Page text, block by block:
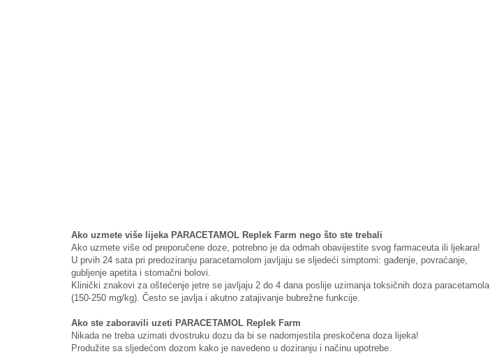
Ako uzmete više lijeka PARACETAMOL Replek Farm nego što ste trebali
Ako uzmete više od preporučene doze, potrebno je da odmah obavijestite svog farmaceuta ili ljekara!
U prvih 24 sata pri predoziranju paracetamolom javljaju se sljedeći simptomi: gađenje, povraćanje,
gubljenje apetita i stomačni bolovi.
Klinički znakovi za oštećenje jetre se javljaju 2 do 4 dana poslije uzimanja toksičnih doza paracetamola
(150-250 mg/kg). Često se javlja i akutno zatajivanje bubrežne funkcije.
Ako ste zaboravili uzeti PARACETAMOL Replek Farm
Nikada ne treba uzimati dvostruku dozu da bi se nadomjestila preskočena doza lijeka!
Produžite sa sljedećom dozom kako je navedeno u doziranju i načinu upotrebe.